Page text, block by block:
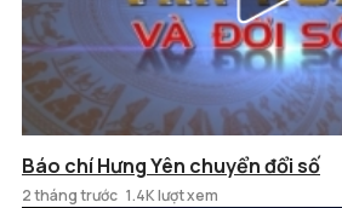
Báo chí Hưng Yên chuyển đổi số
2 tháng trước 1.4K lượt xem